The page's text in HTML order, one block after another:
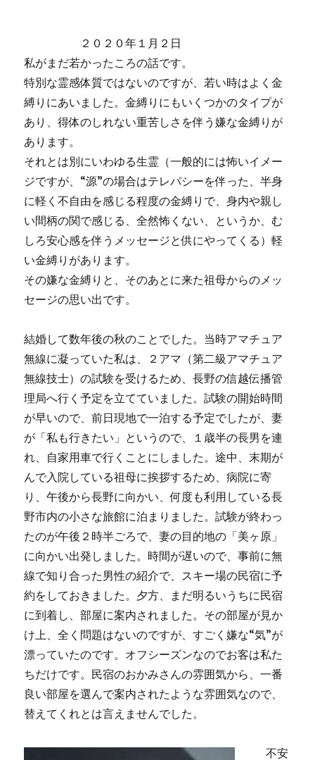
２０２０年１月２日
私がまだ若かったころの話です。
特別な霊感体質ではないのですが、若い時はよく金
縛りにあいました。金縛りにもいくつかのタイプが
あり、得体のしれない重苦しさを伴う嫌な金縛りが
あります。
それとは別にいわゆる生霊（一般的には怖いイメー
ジですが、“源”の場合はテレパシーを伴った、半身
に軽く不自由を感じる程度の金縛りで、身内や親し
い間柄の関で感じる、全然怖くない、というか、む
しろ安心感を伴うメッセージと供にやってくる）軽
い金縛りがあります。
その嫌な金縛りと、そのあとに来た祖母からのメッ
セージの思い出です。
結婚して数年後の秋のことでした。当時アマチュア
無線に凝っていた私は、２アマ（第二級アマチュア
無線技士）の試験を受けるため、長野の信越伝播管
理局へ行く予定を立てていました。試験の開始時間
が早いので、前日現地で一泊する予定でしたが、妻
が「私も行きたい」というので、１歳半の長男を連
れ、自家用車で行くことにしました。途中、末期が
んで入院している祖母に挨拶するため、病院に寄
り、午後から長野に向かい、何度も利用している長
野市内の小さな旅館に泊まりました。試験が終わっ
たのが午後２時半ごろで、妻の目的地の「美ヶ原」
に向かい出発しました。時間が遅いので、事前に無
線で知り合った男性の紹介で、スキー場の民宿に予
約をしておきました。夕方、まだ明るいうちに民宿
に到着し、部屋に案内されました。その部屋が見か
け上、全く問題はないのですが、すごく嫌な“気”が
漂っていたのです。オフシーズンなのでお客は私た
ちだけです。民宿のおかみさんの雰囲気から、一番
良い部屋を選んで案内されたような雰囲気なので、
替えてくれとは言えませんでした。
不安